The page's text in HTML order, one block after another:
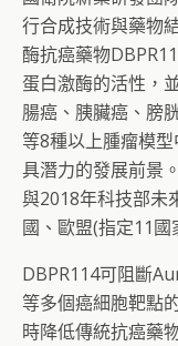
行合成技術與藥物
酶抗癌藥物
蛋白激酶的活性，
腸癌、胰臟癌、膀
等8種以上腫瘤模
具潛力的發展前景
與2018年科技部未
國、歐盟(指定11國
DBPR114可阻斷
等多個癌細胞靶點
時降低傳統抗癌藥